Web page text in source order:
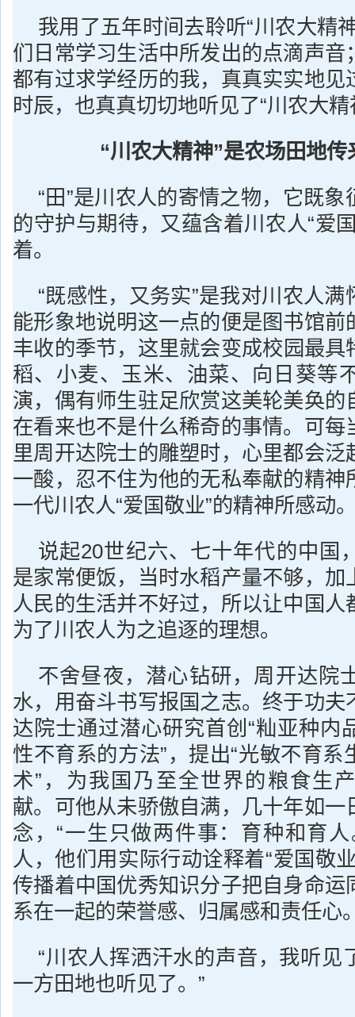
我用了五年时间去聆听“川农大精
们日常学习生活中所发出的点滴声音
都有过求学经历的我，真真实实地见
时辰，也真真切切地听见了“川农大精
“川农大精神”是农场田地传
“田”是川农人的寄情之物，它既
的守护与期待，又蕴含着川农人“爱
着。
“既感性，又务实”是我对川农人
能形象地说明这一点的便是图书馆前
丰收的季节，这里就会变成校园最
稻、小麦、玉米、油菜、向日葵等
演，偶有师生驻足欣赏这美轮美奂的
在看来也不是什么稀奇的事情。可每
里周开达院士的雕塑时，心里都会泛
一酸，忍不住为他的无私奉献的精神
一代川农人“爱国敬业”的精神所感动
说起20世纪六、七十年代的中国
是家常便饭，当时水稻产量不够，加
人民的生活并不好过，所以让中国人
为了川农人为之追逐的理想。
不舍昼夜，潜心钻研，周开达院
水，用奋斗书写报国之志。终于功夫
达院士通过潜心研究首创“籼亚种内
性不育系的方法”，提出“光敏不育系
术”，为我国乃至全世界的粮食生
献。可他从未骄傲自满，几十年如一
念，“一生只做两件事：育种和育
人，他们用实际行动诠释着“爱国敬
传播着中国优秀知识分子把自身命运
系在一起的荣誉感、归属感和责任心
“川农人挥洒汗水的声音，我听见
一方田地也听见了。”